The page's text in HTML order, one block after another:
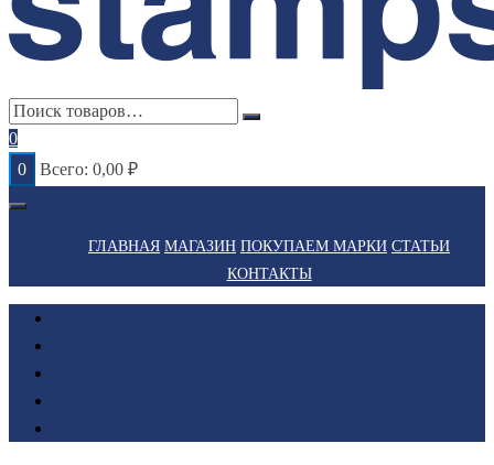
0
0
Всего: 0,00 ₽
ГЛАВНАЯ МАГАЗИН ПОКУПАЕМ МАРКИ СТАТЬИ
КОНТАКТЫ